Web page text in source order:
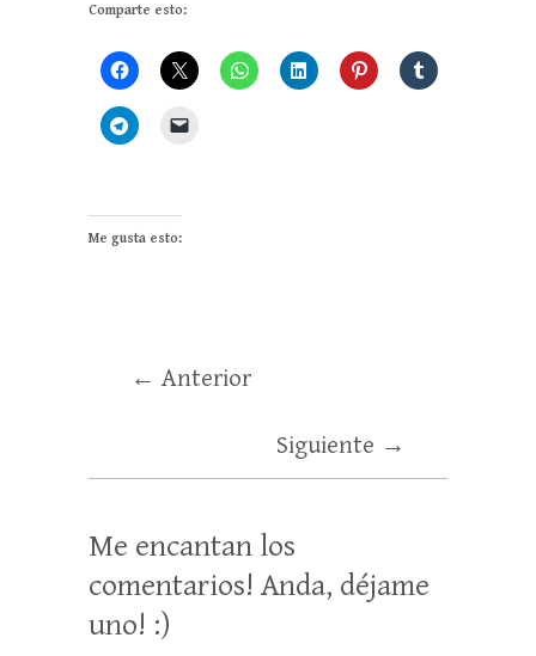
Comparte esto:
Me gusta esto:
← Anterior
Siguiente →
Me encantan los
comentarios! Anda, déjame
uno! :)